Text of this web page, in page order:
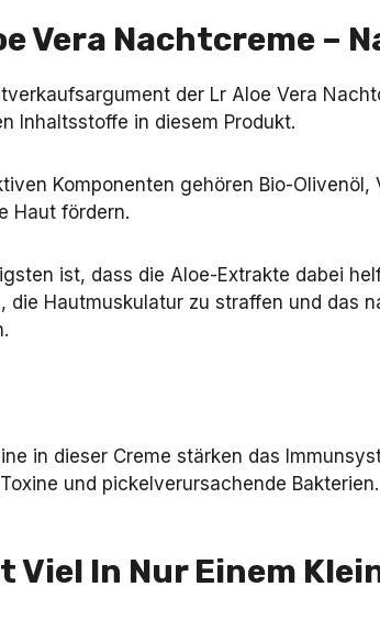
Vera Nachtcreme –
der Lr Aloe Vera
Inhaltsstoffe in diesem Produkt.
Komponenten gehören Bio-
Haut fördern.
ist, dass die Aloe-Extrakte dabei
die Hautmuskulatur zu straffen und das
in dieser Creme stärken das
und pickelverursachende Bakterien.
Viel In Nur Einem